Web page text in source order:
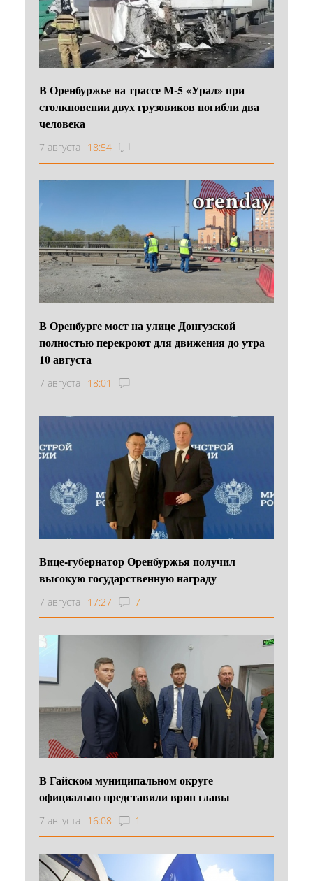
В Оренбуржье на трассе М-5 «Урал» при
столкновении двух грузовиков погибли два
человека
7 августа 18:54
В Оренбурге мост на улице Донгузской
полностью перекроют для движения до утра
10 августа
7 августа 18:01
Вице-губернатор Оренбуржья получил
высокую государственную награду
7 августа 17:27 7
В Гайском муниципальном округе
официально представили врип главы
7 августа 16:08 1